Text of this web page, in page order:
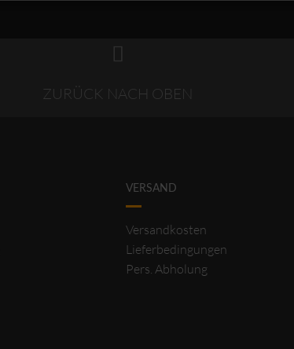
ZURÜCK NACH OBEN
VERSAND
Versandkosten
Lieferbedingungen
Pers. Abholung